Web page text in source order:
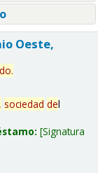
Oeste,
.
sociedad del
Signatura